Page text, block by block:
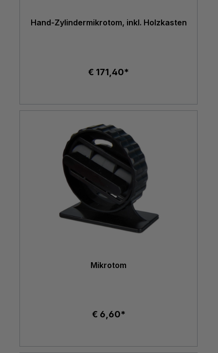
Hand-Zylindermikrotom, inkl. Holzkasten
€ 171,40*
Mikrotom
€ 6,60*